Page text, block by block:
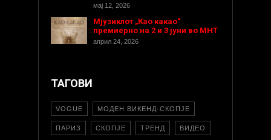
мај 12, 2026
Мјузиклот „Као какао“
премиерно на 2 и 3 јуни во МНТ
април 24, 2026
ТАГОВИ
VOGUE МОДЕН ВИКЕНД-СКОПЈЕ
ПАРИЗ СКОПЈЕ ТРЕНД ВИДЕО